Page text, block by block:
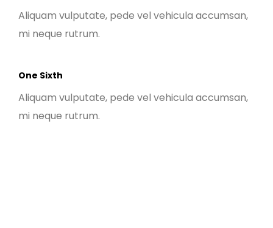
Aliquam vulputate, pede vel vehicula accumsan,
mi neque rutrum.
One Sixth
Aliquam vulputate, pede vel vehicula accumsan,
mi neque rutrum.